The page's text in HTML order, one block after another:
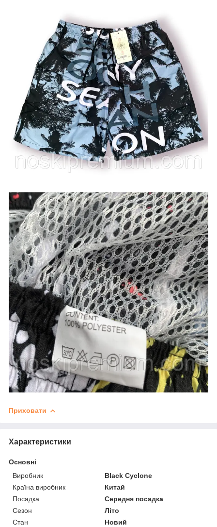
Приховати
Характеристики
Основні
Виробник
Black Cyclone
Країна виробник
Китай
Посадка
Середня посадка
Сезон
Літо
Стан
Новий